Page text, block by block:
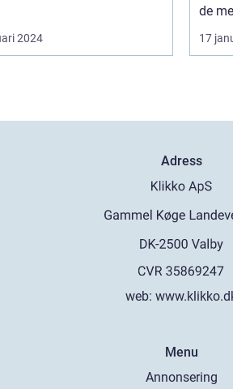
2024
de
17
Adress
web:
Menu
Annonsering